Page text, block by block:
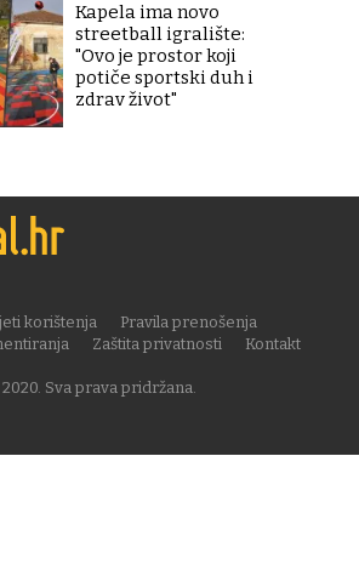
Kapela ima novo
streetball igralište:
"Ovo je prostor koji
potiče sportski duh i
zdrav život"
Sva prava pridržana.
korištenja
Pravila prenošenja
Zaštita privatnosti
Kontakt